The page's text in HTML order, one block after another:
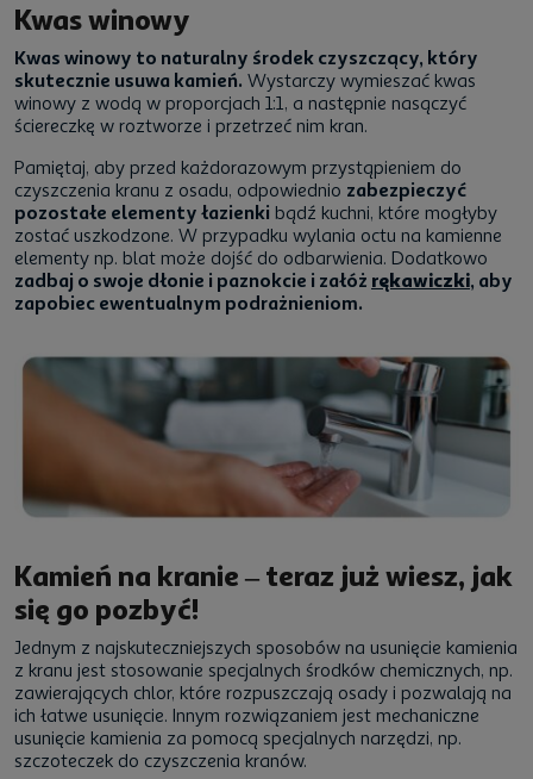
Kwas winowy
Kwas winowy to naturalny środek czyszczący, który
skutecznie usuwa kamień. Wystarczy wymieszać kwas
winowy z wodą w proporcjach 1:1, a następnie nasączyć
ściereczkę w roztworze i przetrzeć nim kran.
Pamiętaj, aby przed każdorazowym przystąpieniem do
czyszczenia kranu z osadu, odpowiednio zabezpieczyć
pozostałe elementy łazienki bądź kuchni, które mogłyby
zostać uszkodzone. W przypadku wylania octu na kamienne
elementy np. blat może dojść do odbarwienia. Dodatkowo
zadbaj o swoje dłonie i paznokcie i załóż rękawiczki, aby
zapobiec ewentualnym podrażnieniom.
Kamień na kranie – teraz już wiesz, jak
się go pozbyć!
Jednym z najskuteczniejszych sposobów na usunięcie kamienia
z kranu jest stosowanie specjalnych środków chemicznych, np.
zawierających chlor, które rozpuszczają osady i pozwalają na
ich łatwe usunięcie. Innym rozwiązaniem jest mechaniczne
usunięcie kamienia za pomocą specjalnych narzędzi, np.
szczoteczek do czyszczenia kranów.